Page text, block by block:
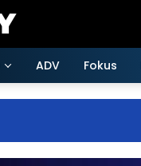
ADV Fokus